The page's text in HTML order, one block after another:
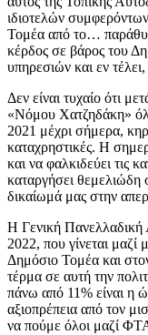
ιδιοτελών
Τομέα από το…
κέρδος σε βάρος του
υπηρεσιών και εν
Δεν είναι τυχαίο ότι
«Νόμου Χατζηδάκη»
2021 μέχρι σήμερα,
καταχρηστικές. Η
και να φαλκιδεύει τις
καταργήσει θεμελιώδη
δικαίωμά μας στην
Η Γενική
2022, που γίνεται μαζί
Δημόσιο Τομέα και
τέρμα σε αυτή την
πάνω από 11% είναι η
αξιοπρέπεια από τον
να πούμε όλοι μαζί